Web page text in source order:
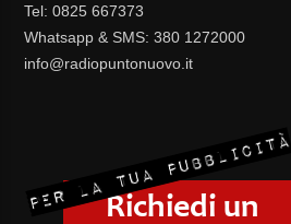
Tel: 0825 667373
Whatsapp & SMS: 380 1272000
info@radiopuntonuovo.it